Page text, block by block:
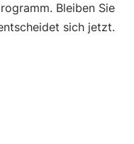
Bleiben Sie
sich jetzt.